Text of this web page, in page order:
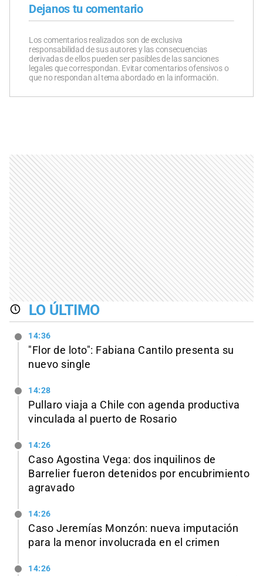
Dejanos tu comentario
Los comentarios realizados son de exclusiva
responsabilidad de sus autores y las consecuencias
derivadas de ellos pueden ser pasibles de las sanciones
legales que correspondan. Evitar comentarios ofensivos o
que no respondan al tema abordado en la información.
LO ÚLTIMO
14:36
"Flor de loto": Fabiana Cantilo presenta su
nuevo single
14:28
Pullaro viaja a Chile con agenda productiva
vinculada al puerto de Rosario
14:26
Caso Agostina Vega: dos inquilinos de
Barrelier fueron detenidos por encubrimiento
agravado
14:26
Caso Jeremías Monzón: nueva imputación
para la menor involucrada en el crimen
14:26